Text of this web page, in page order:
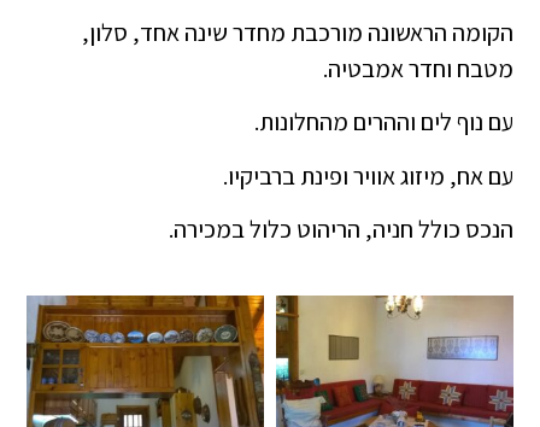
הקומה הראשונה מורכבת מחדר שינה אחד, סלון,
מטבח וחדר אמבטיה.
עם נוף לים וההרים מהחלונות.
עם אח, מיזוג אוויר ופינת ברביקיו.
הנכס כולל חניה, הריהוט כלול במכירה.